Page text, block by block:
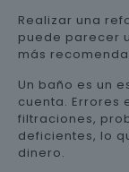
Realizar una
puede parecer
más
Un baño es un
cuenta. Errores
filtraciones,
deficientes, lo
dinero.